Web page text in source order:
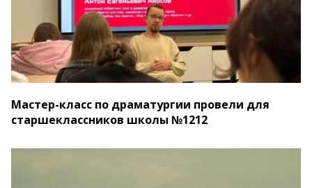
Мастер-класс по драматургии провели для
старшеклассников школы №1212